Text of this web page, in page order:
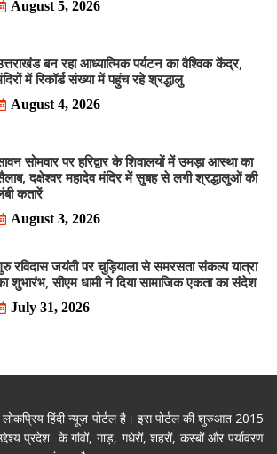
August 5, 2026
बन रहा आध्यात्मिक पर्यटन का वैश्विक केंद्र,
में रिकॉर्ड संख्या में पहुंच रहे श्रद्धालु
August 4, 2026
सोमवार पर हरिद्वार के शिवालयों में उमड़ा आस्था का
दक्षेश्वर महादेव मंदिर में सुबह से लगी श्रद्धालुओं की
कतारें
August 3, 2026
रविदास जयंती पर चुड़ियाला से समरसता संकल्प यात्रा
शुभारंभ, सीएम धामी ने दिया सामाजिक एकता का संदेश
July 31, 2026
हिंदी न्यूज़ पोर्टल है। इस पोर्टल की शुरुआत 2015
प्रदेश के गांवों, गाड़, गधेरों, शहरों, कस्बों और पर्यावरण